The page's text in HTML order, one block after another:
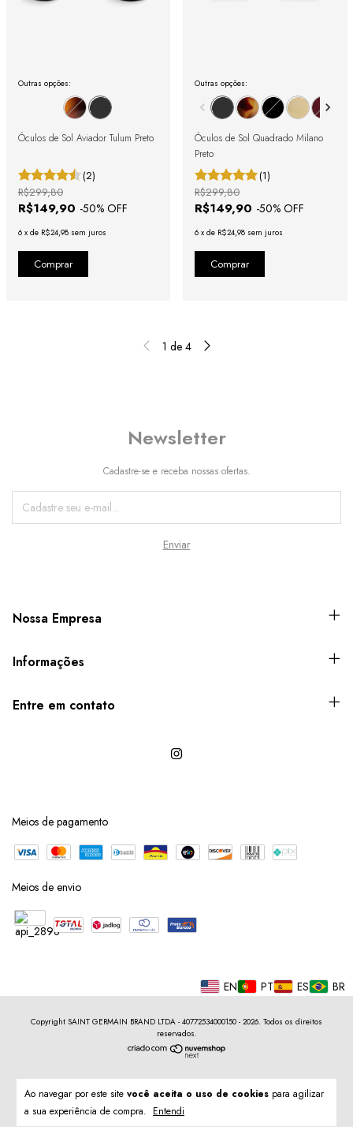
Ao navegar por este site você aceita o uso de cookies para agilizar
a sua experiência de compra. Entendi
Outras opções:
Óculos de Sol Aviador Tulum Preto
(2)
R$149,90 -50% OFF
R$299,80
6 x de R$24,98 sem juros
Outras opções:
Óculos de Sol Quadrado Milano
Preto
(1)
R$149,90 -50% OFF
R$299,80
6 x de R$24,98 sem juros
1 de 4
Newsletter
Cadastre-se e receba nossas ofertas.
Nossa Empresa
Informações
Entre em contato
Meios de pagamento
Meios de envio
EN PT ES BR
Copyright SAINT GERMAIN BRAND LTDA - 40772534000150 - 2026. Todos os direitos
reservados.